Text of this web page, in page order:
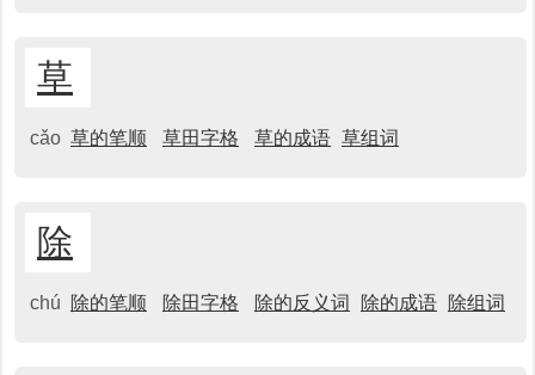
草
cǎo 草的笔顺 草田字格 草的成语 草组词
除
chú 除的笔顺 除田字格 除的反义词 除的成语 除组词